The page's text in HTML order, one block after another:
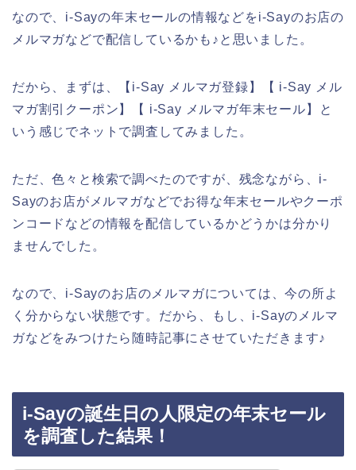
なので、i-Sayの年末セールの情報などをi-Sayのお店の
メルマガなどで配信しているかも♪と思いました。
だから、まずは、【i-Say メルマガ登録】【 i-Say メル
マガ割引クーポン】【 i-Say メルマガ年末セール】と
いう感じでネットで調査してみました。
ただ、色々と検索で調べたのですが、残念ながら、i-
Sayのお店がメルマガなどでお得な年末セールやクーポ
ンコードなどの情報を配信しているかどうかは分かり
ませんでした。
なので、i-Sayのお店のメルマガについては、今の所よ
く分からない状態です。だから、もし、i-Sayのメルマ
ガなどをみつけたら随時記事にさせていただきます♪
i-Sayの誕生日の人限定の年末セール
を調査した結果！